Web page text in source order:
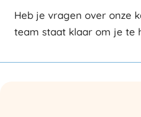
Heb je vragen over onze
team staat klaar om je te